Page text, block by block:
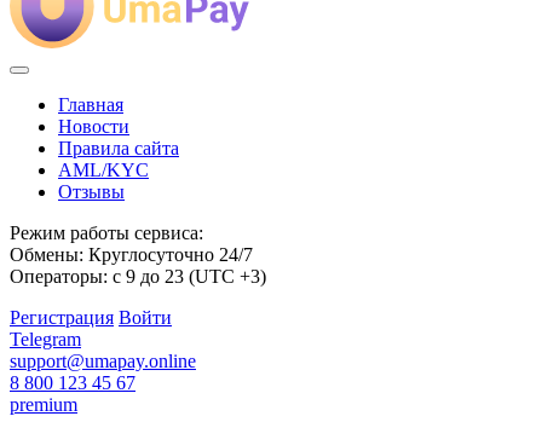
Главная
Новости
Правила сайта
AML/KYC
Отзывы
Режим работы сервиса:
Обмены: Круглосуточно 24/7
Операторы: с 9 до 23 (UTC +3)
Регистрация Войти
Telegram
support@umapay.online
8 800 123 45 67
premium